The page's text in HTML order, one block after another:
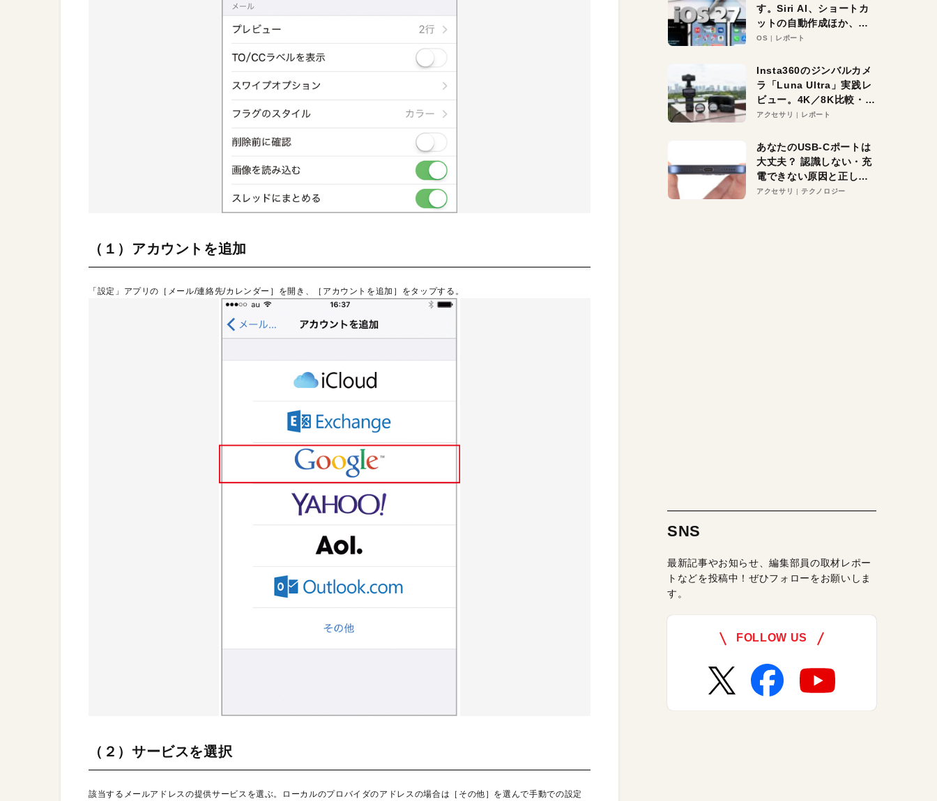
（１）アカウントを追加
「設定」アプリの［メール/連絡先/カレンダー］を開き、［アカウントを追加］をタップする。
（２）サービスを選択
該当するメールアドレスの提供サービスを選ぶ。ローカルのプロバイダのアドレスの場合は［その他］を選んで手動での設定
す。Siri AI、ショートカ
ットの自動作成ほか、期
待大の便利機能5選。
る未来はすぐそこ！
OS レポート
Insta360のジンバルカメ
ラ「Luna Ultra」実践レ
ビュー。4K／8K比較・ズ
ーム・夜間撮影をチェッ
アクセサリ レポート
あなたのUSB-Cポートは
大丈夫？ 認識しない・充
電できない原因と正しい
対策
アクセサリ テクノロジー
SNS
最新記事やお知らせ、編集部員の取材レポー
トなどを投稿中！ぜひフォローをお願いしま
す。
FOLLOW US